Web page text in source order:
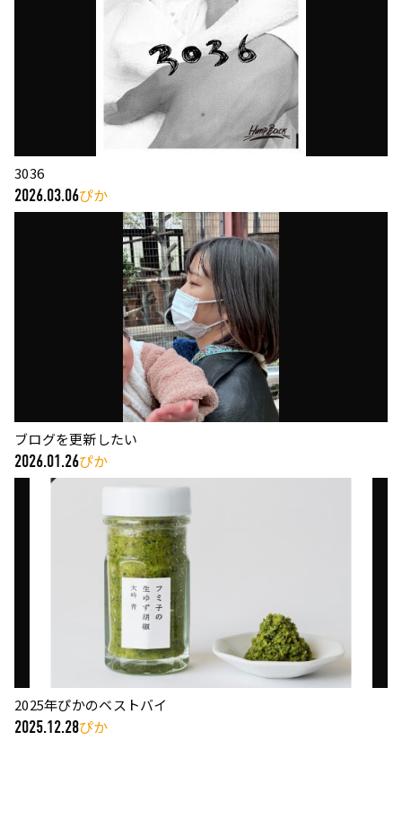
3036
2026.03.06ぴか
ブログを更新したい
2026.01.26ぴか
2025年ぴかのベストバイ
2025.12.28ぴか